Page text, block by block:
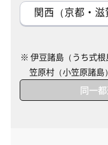
関西（京都・滋
※ 伊豆諸島（うち式
笠原村（小笠原諸島
同一